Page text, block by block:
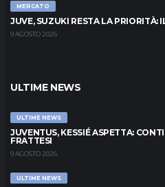
MERCATO
JUVE, SUZUKI RESTA LA PRIORITÀ:
9 AGOSTO 2026
ULTIME NEWS
ULTIME NEWS
JUVENTUS, KESSIÉ ASPETTA:
FRATTESI
9 AGOSTO 2026
ULTIME NEWS